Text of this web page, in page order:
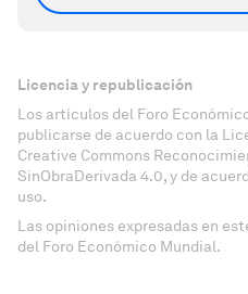
Licencia y republicación
Los artículos del Foro
publicarse de acuerdo con la
Creative Commons
SinObraDerivada 4.0, y de
uso.
Las opiniones expresadas en
del Foro Económico Mundial.